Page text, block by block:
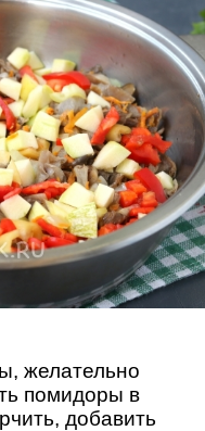
желательно
помидоры в
добавить